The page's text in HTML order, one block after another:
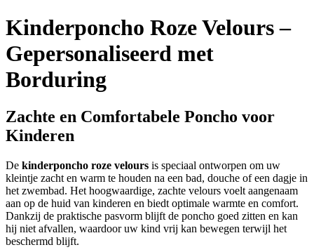
Kinderponcho Roze Velours –
Gepersonaliseerd met
Borduring
Zachte en Comfortabele Poncho voor
Kinderen
De kinderponcho roze velours is speciaal ontworpen om uw
kleintje zacht en warm te houden na een bad, douche of een dagje in
het zwembad. Het hoogwaardige, zachte velours voelt aangenaam
aan op de huid van kinderen en biedt optimale warmte en comfort.
Dankzij de praktische pasvorm blijft de poncho goed zitten en kan
hij niet afvallen, waardoor uw kind vrij kan bewegen terwijl het
beschermd blijft.